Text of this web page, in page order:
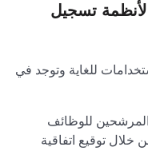
لأنظمة تسجيل
للغاية وتوجد في
للوظائف
خلال توقيع اتفاقية